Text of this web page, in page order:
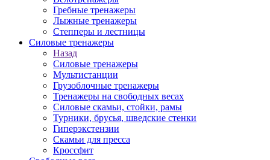
Гребные тренажеры
Лыжные тренажеры
Степперы и лестницы
Силовые тренажеры
Назад
Силовые тренажеры
Мультистанции
Грузоблочные тренажеры
Тренажеры на свободных весах
Силовые скамьи, стойки, рамы
Турники, брусья, шведские стенки
Гиперэкстензии
Скамьи для пресса
Кроссфит